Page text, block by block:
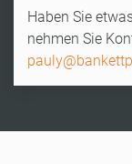
Haben Sie
nehmen Sie